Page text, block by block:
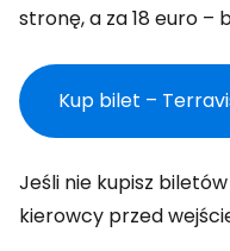
stronę, a za 18 euro –
Kup bilet –
Jeśli nie kupisz
kierowcy przed